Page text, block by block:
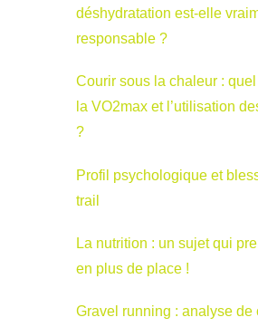
déshydratation est-elle
responsable ?
Courir sous la chaleur :
la VO2max et l’utilisation
?
Profil psychologique et
trail
La nutrition : un sujet qui
en plus de place !
Gravel running : analyse de